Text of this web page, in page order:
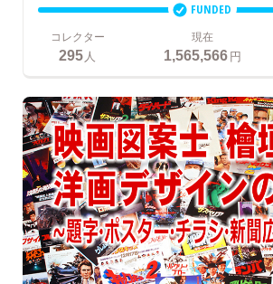
FUNDED
コレクター
295人
現在
1,565,566円